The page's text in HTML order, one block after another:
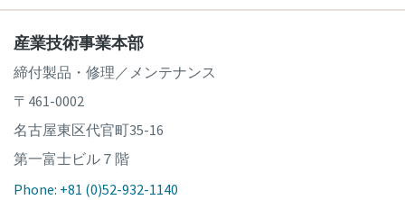
産業技術事業本部
締付製品・修理／メンテナンス
〒461-0002
名古屋東区代官町35-16
第一富士ビル７階
Phone: +81 (0)52-932-1140